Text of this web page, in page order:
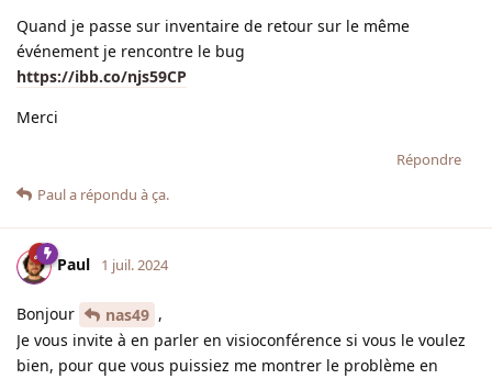
Quand je passe sur inventaire de retour sur le même
événement je rencontre le bug
https://ibb.co/njs59CP
Merci
Répondre
Paula répondu à ça.
Paul 1 juil. 2024
Bonjour nas49 ,
Je vous invite à en parler en visioconférence si vous le voulez
bien, pour que vous puissiez me montrer le problème en